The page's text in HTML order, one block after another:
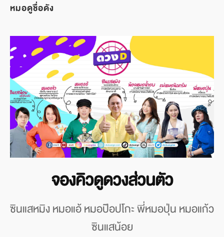
หมอดูชื่อดัง
จองคิวดูดวงส่วนตัว
ซินแสหมิง หมอแอ้ หมอป๊อปโกะ พี่หมอปุ่น หมอแก้ว
ซินแสน้อย